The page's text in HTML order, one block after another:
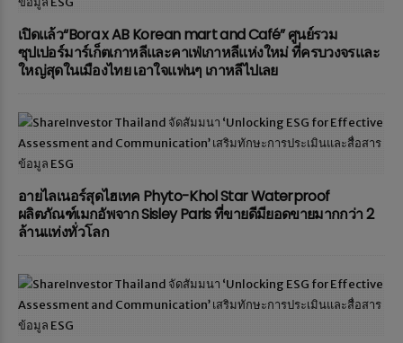
เปิดแล้ว“Bora x AB Korean mart and Café” ศูนย์รวม
ซุปเปอร์มาร์เก็ตเกาหลีและคาเฟ่เกาหลีแห่งใหม่ ที่ครบวงจรและ
ใหญ่สุดในเมืองไทย เอาใจแฟนๆ เกาหลีไปเลย
อายไลเนอร์สุดไฮเทค Phyto-Khol Star Waterproof
ผลิตภัณฑ์เมกอัพจาก Sisley Paris ที่ขายดีมียอดขายมากกว่า 2
ล้านแท่งทั่วโลก